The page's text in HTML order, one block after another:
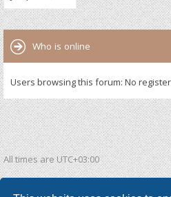
Who is online
Users browsing this forum: No
All times areUTC+03:00